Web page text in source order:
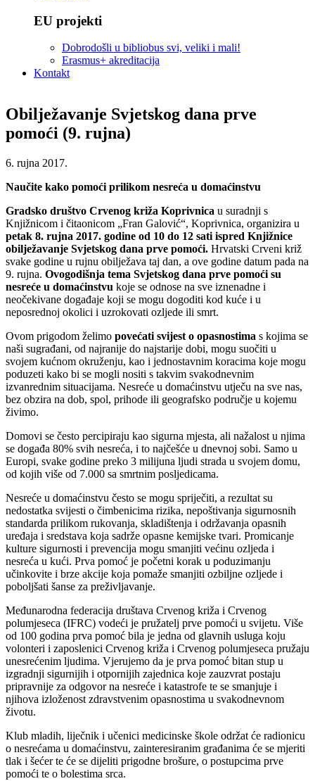
EU projekti
Dobrodošli u bibliobus svi, veliki i mali!
Erasmus+ akreditacija
Kontakt
Obilježavanje Svjetskog dana prve
pomoći (9. rujna)
6. rujna 2017.
Naučite kako pomoći prilikom nesreća u domaćinstvu
Gradsko društvo Crvenog križa Koprivnica u suradnji s
Knjižnicom i čitaonicom „Fran Galović“, Koprivnica, organizira u
petak 8. rujna 2017. godine od 10 do 12 sati ispred Knjižnice
obilježavanje Svjetskog dana prve pomoći. Hrvatski Crveni križ
svake godine u rujnu obilježava taj dan, a ove godine datum pada na
9. rujna. Ovogodišnja tema Svjetskog dana prve pomoći su
nesreće u domaćinstvu koje se odnose na sve iznenadne i
neočekivane događaje koji se mogu dogoditi kod kuće i u
neposrednoj okolici i uzrokovati ozljede ili smrt.
Ovom prigodom želimo povećati svijest o opasnostima s kojima se
naši sugrađani, od najranije do najstarije dobi, mogu suočiti u
svojem kućnom okruženju, kao i jednostavnim koracima koje mogu
poduzeti kako bi se mogli nositi s takvim svakodnevnim
izvanrednim situacijama. Nesreće u domaćinstvu utječu na sve nas,
bez obzira na dob, spol, prihode ili geografsko područje u kojemu
živimo.
Domovi se često percipiraju kao sigurna mjesta, ali nažalost u njima
se događa 80% svih nesreća, i to najčešće u dnevnoj sobi. Samo u
Europi, svake godine preko 3 milijuna ljudi strada u svojem domu,
od kojih više od 7.000 sa smrtnim posljedicama.
Nesreće u domaćinstvu često se mogu spriječiti, a rezultat su
nedostatka svijesti o čimbenicima rizika, nepoštivanja sigurnosnih
standarda prilikom rukovanja, skladištenja i održavanja opasnih
uređaja i sredstava koja sadrže opasne kemijske tvari. Promicanje
kulture sigurnosti i prevencija mogu smanjiti većinu ozljeda i
nesreća u kući. Prva pomoć je početni korak u poduzimanju
učinkovite i brze akcije koja pomaže smanjiti ozbiljne ozljede i
poboljšati šanse za preživljavanje.
Međunarodna federacija društava Crvenog križa i Crvenog
polumjeseca (IFRC) vodeći je pružatelj prve pomoći u svijetu. Više
od 100 godina prva pomoć bila je jedna od glavnih usluga koju
volonteri i zaposlenici Crvenog križa i Crvenog polumjeseca pružaju
unesrećenim ljudima. Vjerujemo da je prva pomoć bitan stup u
izgradnji sigurnijih i otpornijih zajednica koje zauzvrat postaju
pripravnije za odgovor na nesreće i katastrofe te se smanjuje i
njihova izloženost zdravstvenim opasnostima u svakodnevnom
životu.
Klub mladih, liječnik i učenici medicinske škole održat će radionicu
o nesrećama u domaćinstvu, zainteresiranim građanima će se mjeriti
tlak i šećer te će se dijeliti prigodne brošure, o postupcima prve
pomoći te o bolestima srca.